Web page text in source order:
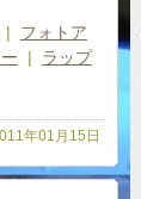
フォトア
| ラップ
年01月15日